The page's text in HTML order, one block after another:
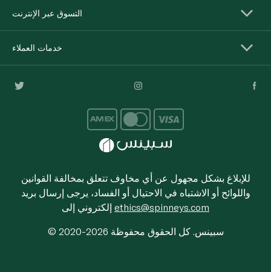
التسوق عبر الإنترنت
خدمات العملاء
للإبلاغ بشكل مجهول عن أي مخاوف تتعلق بمخالفة القوانين
واللوائح أو الاشتباه في الاحتيال أو الفساد، يرجى إرسال بريد
ethics@spinneys.com
© 2020-2026 سبينس. كل الحقوق محفوظة